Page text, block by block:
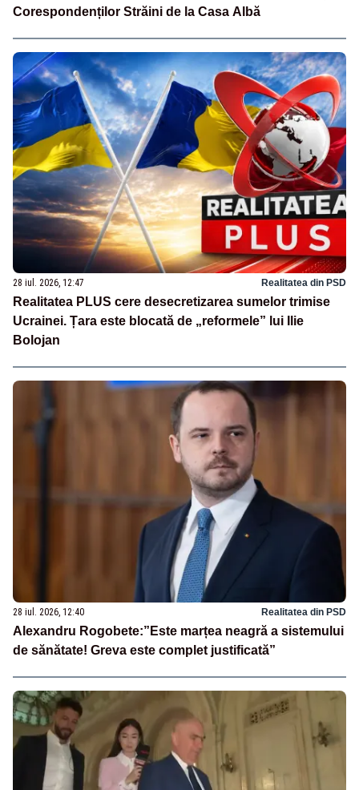
Corespondenților Străini de la Casa Albă
28 iul. 2026, 12:47 Realitatea din PSD
Realitatea PLUS cere desecretizarea sumelor trimise
Ucrainei. Țara este blocată de „reformele” lui Ilie
Bolojan
28 iul. 2026, 12:40 Realitatea din PSD
Alexandru Rogobete:”Este marțea neagră a sistemului
de sănătate! Greva este complet justificată”